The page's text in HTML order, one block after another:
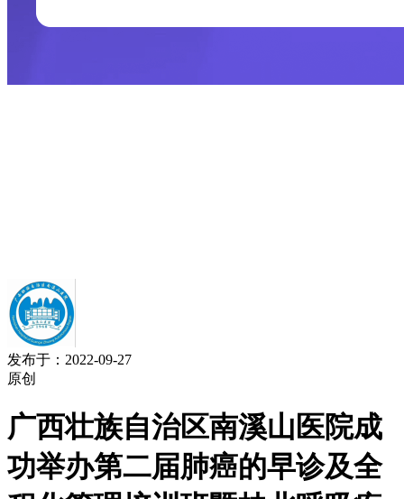
发布于：2022-09-27
原创
广西壮族自治区南溪山医院成
功举办第二届肺癌的早诊及全